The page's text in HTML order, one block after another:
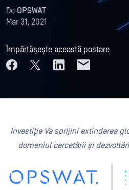
De OPSWAT
Mar 31, 2021
Împărtășește această postare
Investiție Va sprijini extinderea
domeniul cercetării și